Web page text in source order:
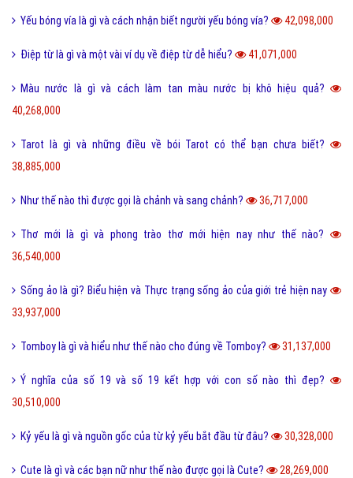
Yếu bóng vía là gì và cách nhận biết người yếu bóng vía? 42,098,000
Điệp từ là gì và một vài ví dụ về điệp từ dễ hiểu? 41,071,000
Màu nước là gì và cách làm tan màu nước bị khô hiệu quả?
40,268,000
Tarot là gì và những điều về bói Tarot có thể bạn chưa biết?
38,885,000
Như thế nào thì được gọi là chảnh và sang chảnh? 36,717,000
Thơ mới là gì và phong trào thơ mới hiện nay như thế nào?
36,540,000
Sống ảo là gì? Biểu hiện và Thực trạng sống ảo của giới trẻ hiện nay
33,937,000
Tomboy là gì và hiểu như thế nào cho đúng về Tomboy? 31,137,000
Ý nghĩa của số 19 và số 19 kết hợp với con số nào thì đẹp?
30,510,000
Kỷ yếu là gì và nguồn gốc của từ kỷ yếu bắt đầu từ đâu? 30,328,000
Cute là gì và các bạn nữ như thế nào được gọi là Cute? 28,269,000